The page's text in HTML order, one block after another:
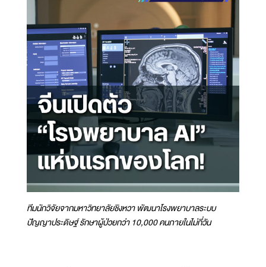
ทีมนักวิจัยจากมหาวิทยาลัยชิงหวา พัฒนาโรงพยาบาลระบบ
ปัญญาประดิษฐ์ รักษาผู้ป่วยกว่า 10,000 คนภายในไม่กี่วัน